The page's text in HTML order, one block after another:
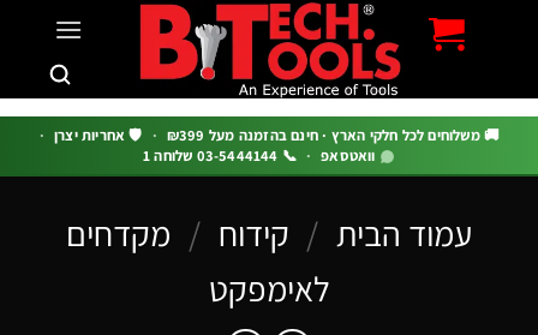
משלוחים לכל חלקי הארץ · חינם בהזמנה מעל ₪399 · 🛡️ אחריות יצרן ·
וואטסאפ · 📞 03-5444144 שלוחה 1
עמוד הבית / קידוח /
מקדחים
לאימפקט